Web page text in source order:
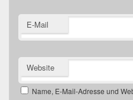
E-Mail
Website
Name, E-Mail-Adresse und